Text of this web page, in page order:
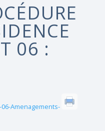
06 :
Amenagements-